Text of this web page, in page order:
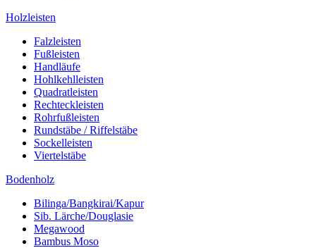
Holzleisten
Falzleisten
Fußleisten
Handläufe
Hohlkehlleisten
Quadratleisten
Rechteckleisten
Rohrfußleisten
Rundstäbe / Riffelstäbe
Sockelleisten
Viertelstäbe
Bodenholz
Bilinga/Bangkirai/Kapur
Sib. Lärche/Douglasie
Megawood
Bambus Moso